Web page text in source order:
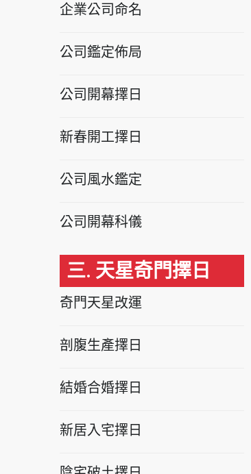
企業公司命名
公司鑑定佈局
公司開幕擇日
新春開工擇日
公司風水鑑定
公司開幕科儀
三. 天星奇門擇日
奇門天星改運
剖腹生產擇日
結婚合婚擇日
新居入宅擇日